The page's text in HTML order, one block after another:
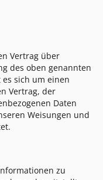
Vertrag über
des oben genannten
sich um einen
Vertrag, der
Daten
Weisungen und
zu